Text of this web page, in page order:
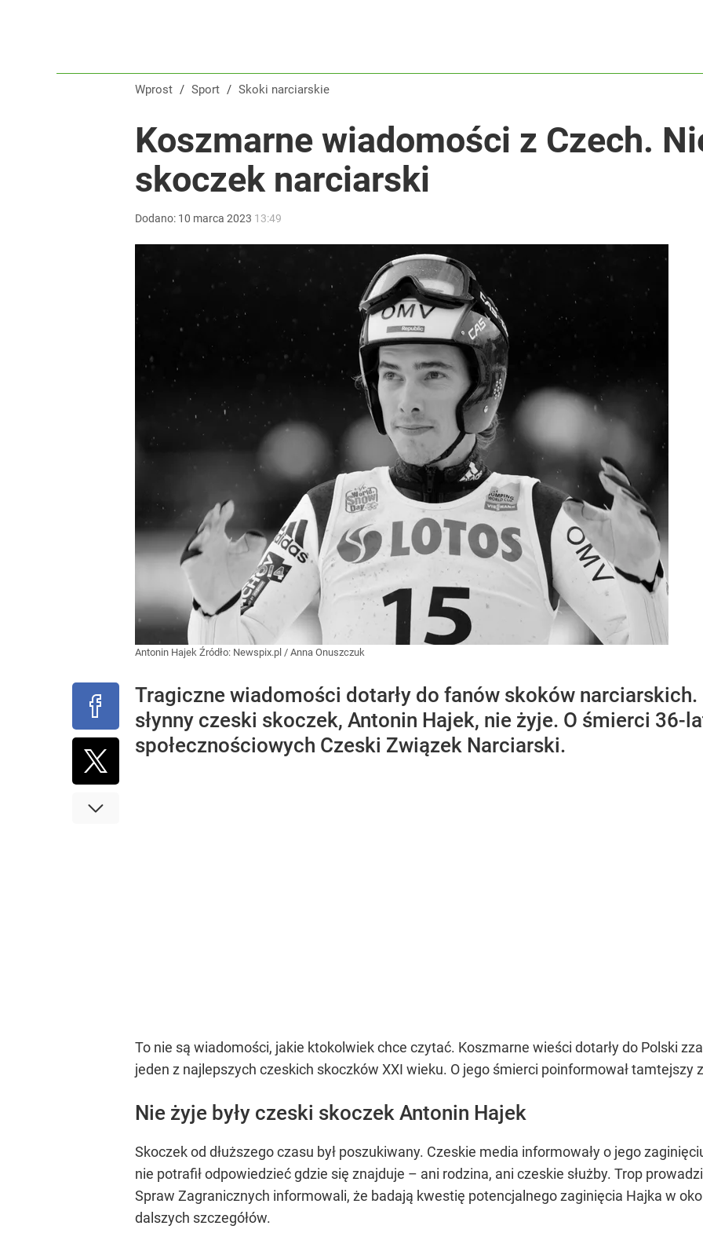
Wprost / Sport / Skoki narciarskie
Koszmarne wiadomości z Czech.
skoczek narciarski
Dodano: 10 marca 2023 13:49
Antonin Hajek Źródło: Newspix.pl / Anna Onuszczuk
Tragiczne wiadomości dotarły do fanów skoków
słynny czeski skoczek, Antonin Hajek, nie żyje. O śmierci 36-
społecznościowych Czeski Związek Narciarski.
To nie są wiadomości, jakie ktokolwiek chce czytać. Koszmarne wieści dotarły do Polski
jeden z najlepszych czeskich skoczków XXI wieku. O jego śmierci poinformował tamtejszy
Nie żyje były czeski skoczek Antonin Hajek
Skoczek od dłuższego czasu był poszukiwany. Czeskie media informowały o jego
nie potrafił odpowiedzieć gdzie się znajduje – ani rodzina, ani czeskie służby. Trop
Spraw Zagranicznych informowali, że badają kwestię potencjalnego zaginięcia Hajka w
dalszych szczegółów.